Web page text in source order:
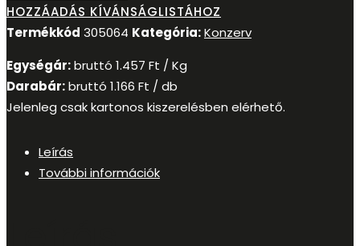
HOZZÁADÁS KÍVÁNSÁGLISTÁHOZ
Termékkód 305064 Kategória:Konzerv
Egységár:bruttó 1.457 Ft / Kg
Darabár:bruttó 1.166 Ft / db
Jelenleg csak kartonos kiszerelésben elérhető.
Leírás
További információk